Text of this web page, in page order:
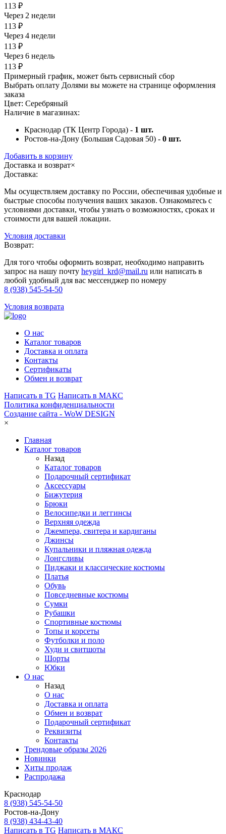
113 ₽
Через 2 недели
113 ₽
Через 4 недели
113 ₽
Через 6 недель
113 ₽
Примерный график, может быть сервисный сбор
Выбрать оплату Долями вы можете на странице оформления
заказа
Цвет: Серебряный
Наличие в магазинах:
Краснодар (ТК Центр Города) - 1 шт.
Ростов-на-Дону (Большая Садовая 50) - 0 шт.
Добавить в корзину
Доставка и возврат×
Доставка:
Мы осуществляем доставку по России, обеспечивая удобные и
быстрые способы получения ваших заказов. Ознакомьтесь с
условиями доставки, чтобы узнать о возможностях, сроках и
стоимости для вашей локации.
Условия доставки
Возврат:
Для того чтобы оформить возврат, необходимо направить
запрос на нашу почту heygirl_krd@mail.ru или написать в
любой удобный для вас мессенджер по номеру
8 (938) 545-54-50
Условия возврата
О нас
Каталог товаров
Доставка и оплата
Контакты
Сертификаты
Обмен и возврат
Написать в TG Написать в МАКС
Политика конфиденциальности
Создание сайта - WoW DESIGN
×
Главная
Каталог товаров
Назад
Каталог товаров
Подарочный сертификат
Аксессуары
Бижутерия
Брюки
Велосипедки и леггинсы
Верхняя одежда
Джемпера, свитера и кардиганы
Джинсы
Купальники и пляжная одежда
Лонгсливы
Пиджаки и классические костюмы
Платья
Обувь
Повседневные костюмы
Сумки
Рубашки
Спортивные костюмы
Топы и корсеты
Футболки и поло
Худи и свитшоты
Шорты
Юбки
О нас
Назад
О нас
Доставка и оплата
Обмен и возврат
Подарочный сертификат
Реквизиты
Контакты
Трендовые образы 2026
Новинки
Хиты продаж
Распродажа
Краснодар
8 (938) 545-54-50
Ростов-на-Дону
8 (938) 434-43-40
Написать в TG Написать в МАКС